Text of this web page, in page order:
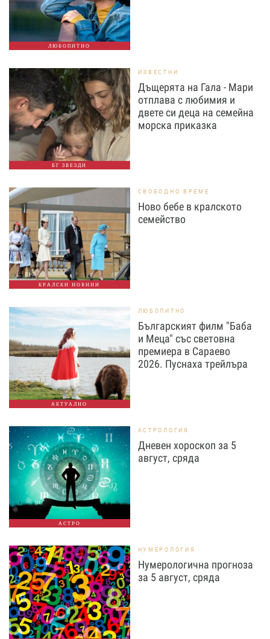
ЛЮБОПИТНО
БГ ЗВЕЗДИ
ИЗВЕСТНИ
Дъщерята на Гала - Мари
отплава с любимия и
двете си деца на семейна
морска приказка
КРАЛСКИ НОВИНИ
СВОБОДНО ВРЕМЕ
Ново бебе в кралското
семейство
АКТУАЛНО
ЛЮБОПИТНО
Българският филм "Баба
и Меца" със световна
премиера в Сараево
2026. Пуснаха трейлъра
АСТРО
АСТРОЛОГИЯ
Дневен хороскоп за 5
август, сряда
НУМЕРОЛОГИЯ
Нумерологична прогноза
за 5 август, сряда